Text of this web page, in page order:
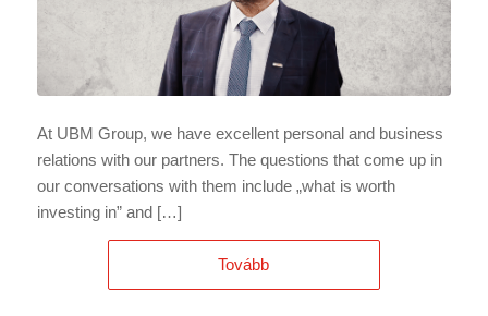
At UBM Group, we have excellent personal and business
relations with our partners. The questions that come up in
our conversations with them include „what is worth
investing in” and […]
Tovább